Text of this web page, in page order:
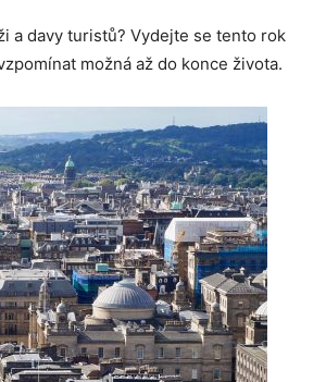
a davy turistů? Vydejte se tento rok
možná až do konce života.